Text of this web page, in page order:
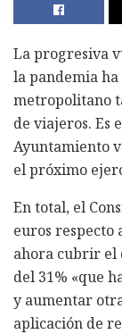
La progresiva
la pandemia
metropolitano
de viajeros. Es
Ayuntamiento
el próximo
En total, el
euros respecto
ahora cubrir el
del 31% «que
y aumentar
aplicación de